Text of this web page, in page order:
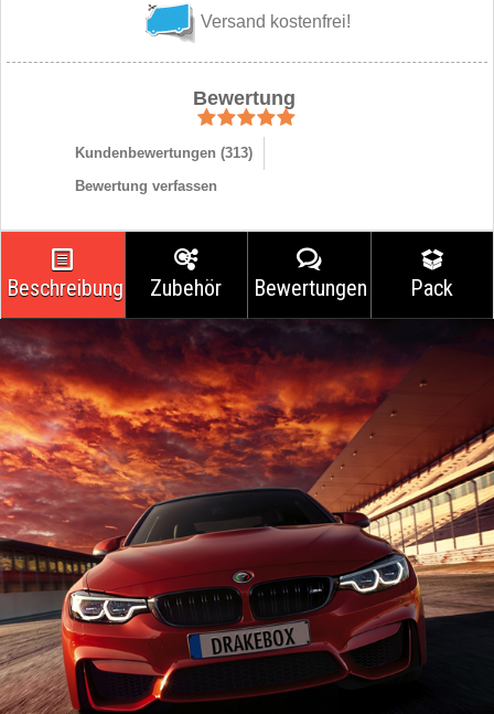
Versand kostenfrei!
Bewertung
Kundenbewertungen (313)
Bewertung verfassen
Beschreibung Zubehör Bewertungen Pack